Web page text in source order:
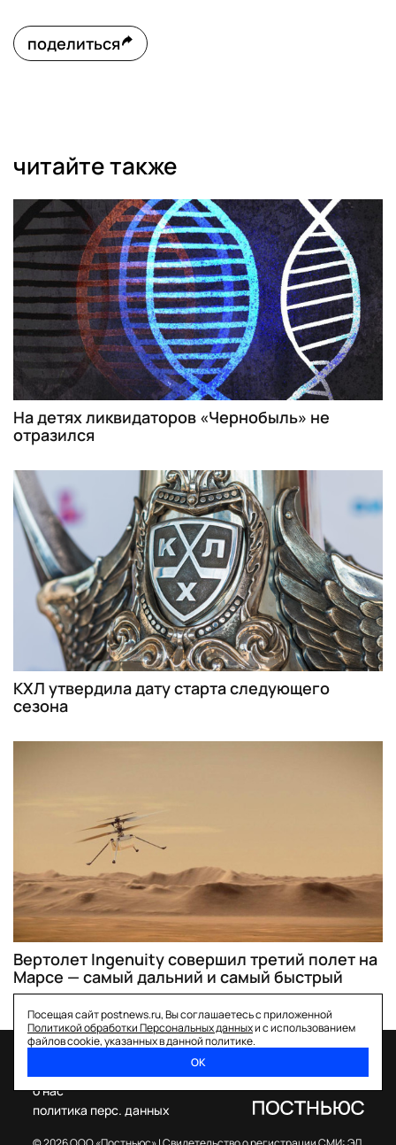
поделиться
читайте также
На детях ликвидаторов «Чернобыль» не
отразился
КХЛ утвердила дату старта следующего
сезона
Вертолет Ingenuity совершил третий полет на
Марсе — самый дальний и самый быстрый
Посещая сайт postnews.ru, Вы соглашаетесь с приложенной
Политикой обработки Персональных данныхи с использованием
файлов cookie, указанных в данной политике.
ОК
о нас
политика перс. данных